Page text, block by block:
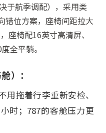
于航季调配），采用类
错位方案，座椅间距拉大
座椅配16英寸高清屏、
全平躺。
）：
拖着行李重新安检、
时；787的客舱压力更